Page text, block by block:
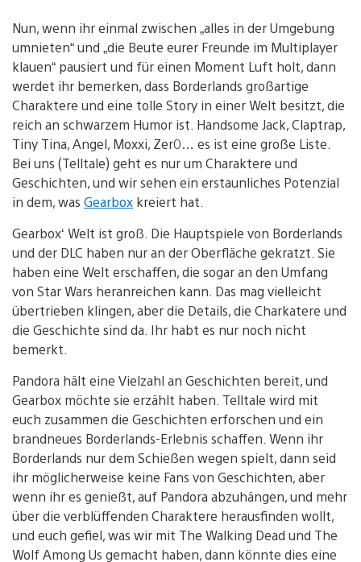
Nun, wenn ihr einmal zwischen „alles in der Umgebung
umnieten“ und „die Beute eurer Freunde im Multiplayer
klauen“ pausiert und für einen Moment Luft holt, dann
werdet ihr bemerken, dass Borderlands großartige
Charaktere und eine tolle Story in einer Welt besitzt, die
reich an schwarzem Humor ist. Handsome Jack, Claptrap,
Tiny Tina, Angel, Moxxi, Zer0… es ist eine große Liste.
Bei uns (Telltale) geht es nur um Charaktere und
Geschichten, und wir sehen ein erstaunliches Potenzial
in dem, was Gearbox kreiert hat.
Gearbox‘ Welt ist groß. Die Hauptspiele von Borderlands
und der DLC haben nur an der Oberfläche gekratzt. Sie
haben eine Welt erschaffen, die sogar an den Umfang
von Star Wars heranreichen kann. Das mag vielleicht
übertrieben klingen, aber die Details, die Charkatere und
die Geschichte sind da. Ihr habt es nur noch nicht
bemerkt.
Pandora hält eine Vielzahl an Geschichten bereit, und
Gearbox möchte sie erzählt haben. Telltale wird mit
euch zusammen die Geschichten erforschen und ein
brandneues Borderlands-Erlebnis schaffen. Wenn ihr
Borderlands nur dem Schießen wegen spielt, dann seid
ihr möglicherweise keine Fans von Geschichten, aber
wenn ihr es genießt, auf Pandora abzuhängen, und mehr
über die verblüffenden Charaktere herausfinden wollt,
und euch gefiel, was wir mit The Walking Dead und The
Wolf Among Us gemacht haben, dann könnte dies eine